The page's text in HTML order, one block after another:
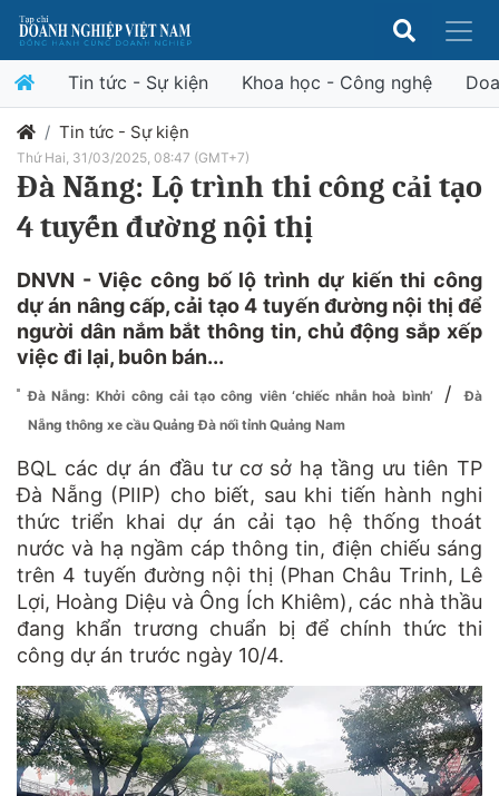
Tin tức - Sự kiện Khoa học - Công nghệ
Tin tức - Sự kiện
Thứ Hai, 31/03/2025, 08:47 (GMT+7)
Đà Nẵng: Lộ trình thi công cải tạo
4 tuyến đường nội thị
DNVN - Việc công bố lộ trình dự kiến thi công
dự án nâng cấp, cải tạo 4 tuyến đường nội thị để
người dân nắm bắt thông tin, chủ động sắp xếp
việc đi lại, buôn bán...
Đà Nẵng: Khởi công cải tạo công viên ‘chiếc nhẫn hoà bình’ /
Đà
Nẵng thông xe cầu Quảng Đà nối tỉnh Quảng Nam
BQL các dự án đầu tư cơ sở hạ tầng ưu tiên TP
Đà Nẵng (PIIP) cho biết, sau khi tiến hành nghi
thức triển khai dự án cải tạo hệ thống thoát
nước và hạ ngầm cáp thông tin, điện chiếu sáng
trên 4 tuyến đường nội thị (Phan Châu Trinh, Lê
Lợi, Hoàng Diệu và Ông Ích Khiêm), các nhà thầu
đang khẩn trương chuẩn bị để chính thức thi
công dự án trước ngày 10/4.